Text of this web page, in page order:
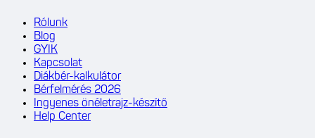
Rólunk
Blog
GYIK
Kapcsolat
Diákbér-kalkulátor
Bérfelmérés 2026
Ingyenes önéletrajz-készítő
Help Center